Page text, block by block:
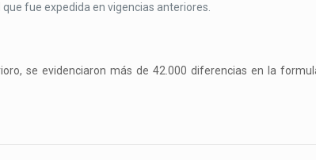
fue expedida en vigencias anteriores.
se evidenciaron más de 42.000 diferencias en la